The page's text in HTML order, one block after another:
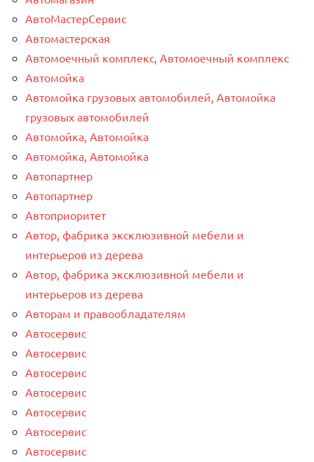
АвтоМастерСервис
Автомастерская
Автомоечный комплекс, Автомоечный комплекс
Автомойка
Автомойка грузовых автомобилей, Автомойка
грузовых автомобилей
Автомойка, Автомойка
Автомойка, Автомойка
Автопартнер
Автопартнер
Автоприоритет
Автор, фабрика эксклюзивной мебели и
интерьеров из дерева
Автор, фабрика эксклюзивной мебели и
интерьеров из дерева
Авторам и правообладателям
Автосервис
Автосервис
Автосервис
Автосервис
Автосервис
Автосервис
Автосервис